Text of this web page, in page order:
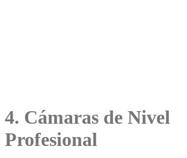
4. Cámaras de Nivel
Profesional